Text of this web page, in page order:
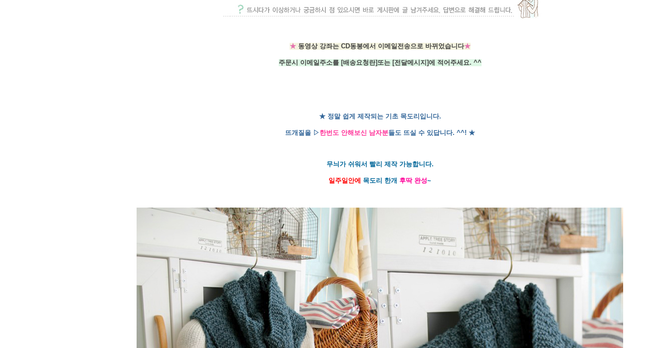
★동영상 강좌는 CD동봉에서 이메일전송으로 바뀌었습니다★
주문시 이메일주소를 [배송요청란]또는 [전달메시지]에 적어주세요. ^^
★ 정말 쉽게 제작되는 기초 목도리입니다.
뜨개질을 ▷ 한번도 안해보신 남자분들도 뜨실 수 있답니다. ^^! ★
무늬가 쉬워서 빨리 제작 가능합니다.
일주일안에 목도리 한개 후딱 완성~